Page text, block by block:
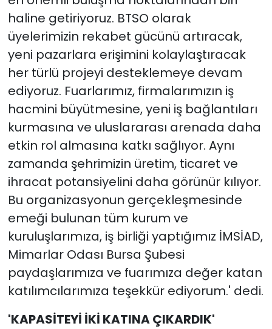
haline getiriyoruz. BTSO olarak
üyelerimizin rekabet gücünü artıracak,
yeni pazarlara erişimini kolaylaştıracak
her türlü projeyi desteklemeye devam
ediyoruz. Fuarlarımız, firmalarımızın iş
hacmini büyütmesine, yeni iş bağlantıları
kurmasına ve uluslararası arenada daha
etkin rol almasına katkı sağlıyor. Aynı
zamanda şehrimizin üretim, ticaret ve
ihracat potansiyelini daha görünür kılıyor.
Bu organizasyonun gerçekleşmesinde
emeği bulunan tüm kurum ve
kuruluşlarımıza, iş birliği yaptığımız İMSİAD,
Mimarlar Odası Bursa Şubesi
paydaşlarımıza ve fuarımıza değer katan
katılımcılarımıza teşekkür ediyorum.' dedi.
'KAPASİTEYİ İKİ KATINA ÇIKARDIK'